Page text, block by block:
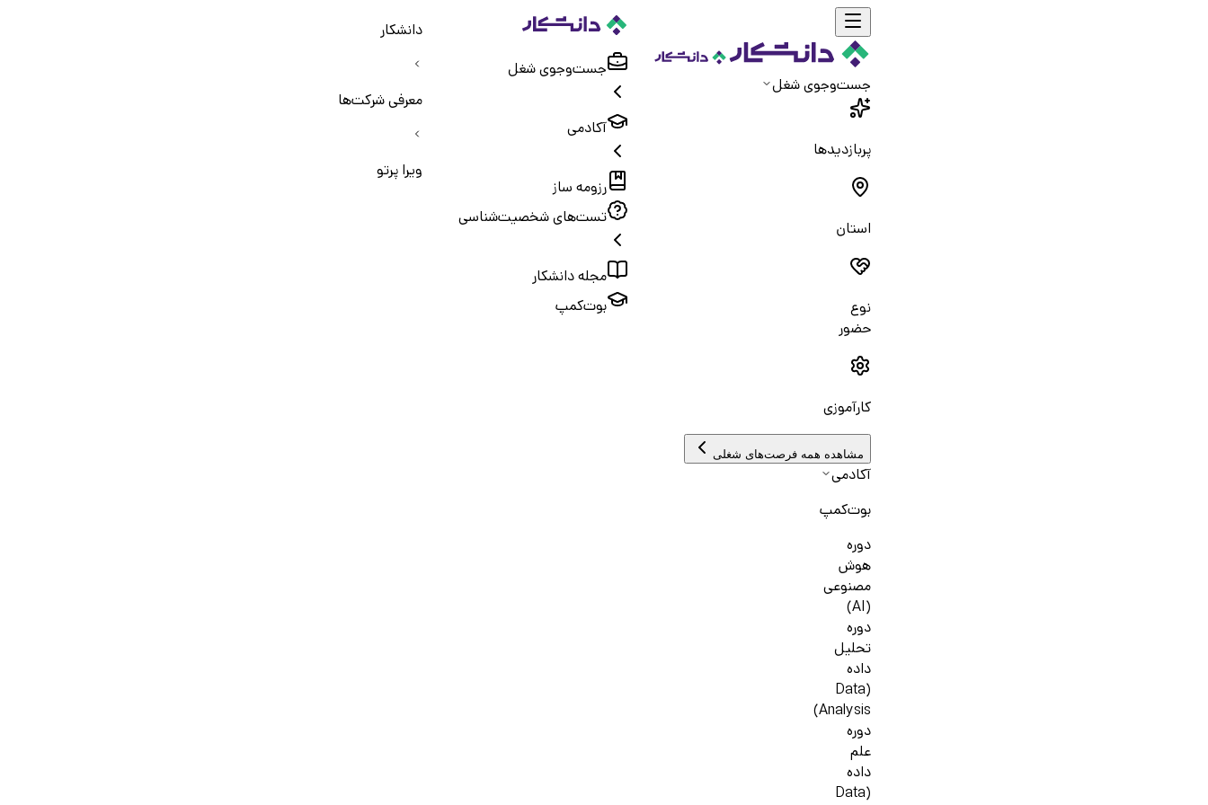
جست‌و‌جوی شغل
پربازدیدها
استان
نوع
حضور
کارآموزی
مشاهده همه فرصت‌های شغلی
آکادمی
بوت‌کمپ
دوره
هوش
مصنوعی
(AI)
دوره
تحلیل
داده
(Data
Analysis)
دوره
علم
داده
(Data
جست‌و‌جوی شغل
آکادمی
رزومه ساز
تست‌های شخصیت‌شناسی
مجله دانشکار
بوت‌کمپ
دانشکار
معرفی شرکت‌ها
ویرا پرتو